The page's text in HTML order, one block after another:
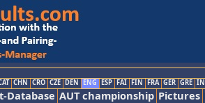
CHN CRO CZE DEN ENG ESP FAI FIN FRA GER GRE
Database AUT championship Pictures